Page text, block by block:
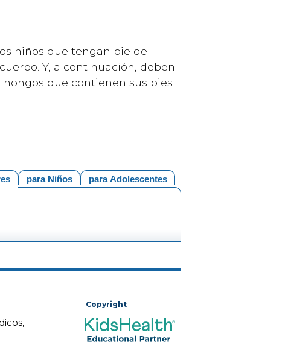
niños que tengan pie de
Y, a continuación, deben
que contienen sus pies
para Adolescentes
para Niños
Copyright